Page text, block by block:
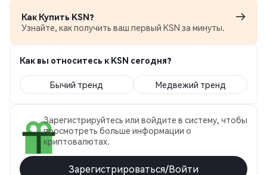
Как Купить KSN?
Узнайте, как получить ваш первый KSN за минуты.
Как вы относитесь к KSN сегодня?
Бычий тренд Медвежий тренд
Зарегистрируйтесь или войдите в систему, чтобы
просмотреть больше информации о
криптовалютах.
Зарегистрироваться/Войти